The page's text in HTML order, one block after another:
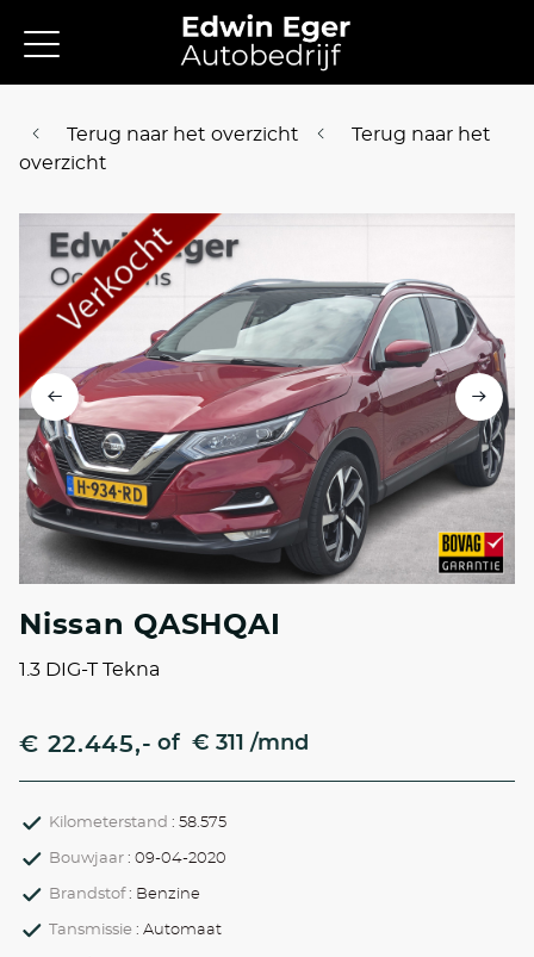
Terug naar het overzicht
Terug naar het
overzicht
Nissan QASHQAI
1.3 DIG-T Tekna
€ 22.445,- of € 311 /mnd
Kilometerstand: 58.575
Bouwjaar: 09-04-2020
Brandstof: Benzine
Tansmissie: Automaat